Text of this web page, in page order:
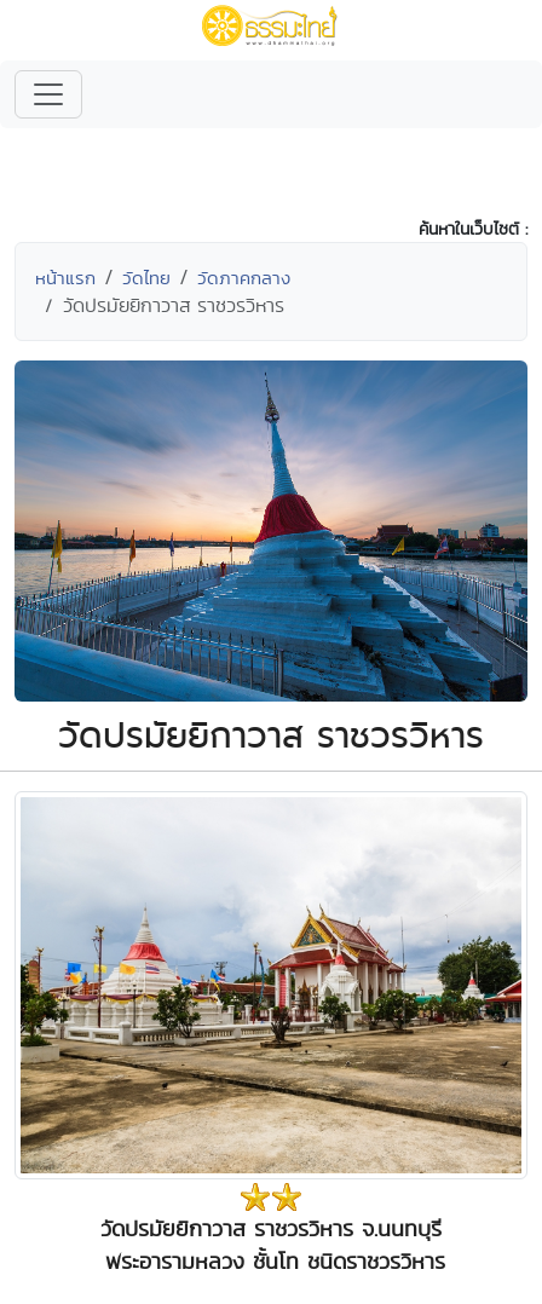
ค้นหาในเว็บไซต์ :
หน้าแรก วัดไทย วัดภาคกลาง
วัดปรมัยยิกาวาส ราชวรวิหาร
วัดปรมัยยิกาวาส ราชวรวิหาร
วัดปรมัยยิกาวาส ราชวรวิหาร จ.นนทบุรี
พระอารามหลวง ชั้นโท ชนิดราชวรวิหาร